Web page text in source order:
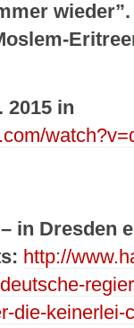
2015 in
in Dresden
http://
die-keinerlei-